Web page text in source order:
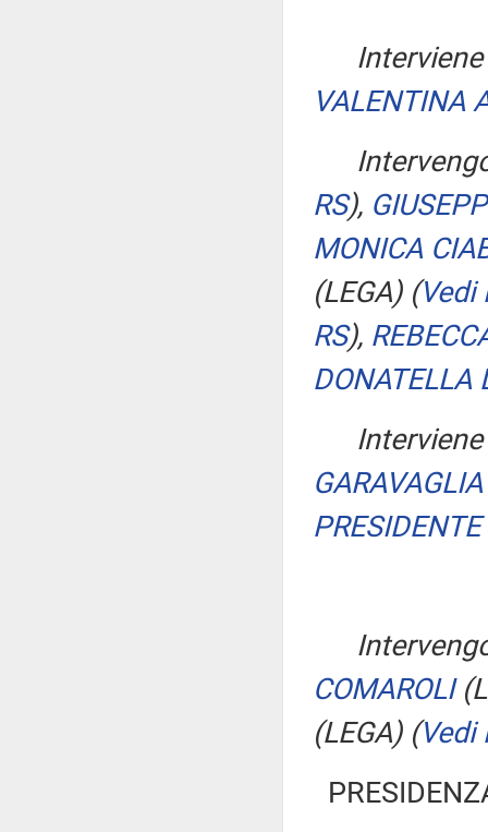
VALENTINA
RS),
MONICA
(LEGA) (Vedi
RS),
DONATELLA
GARAVAGLIA
PRESIDENTE
COMAROLI
(LEGA) (Vedi